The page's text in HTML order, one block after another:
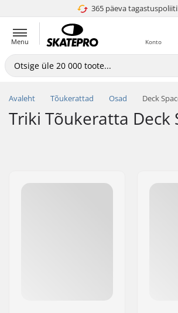
365 päeva4.8 paljaks 5
Menu Konto
Avaleht Tõukerattad Osad Deck
Triki Tõukeratta Deck